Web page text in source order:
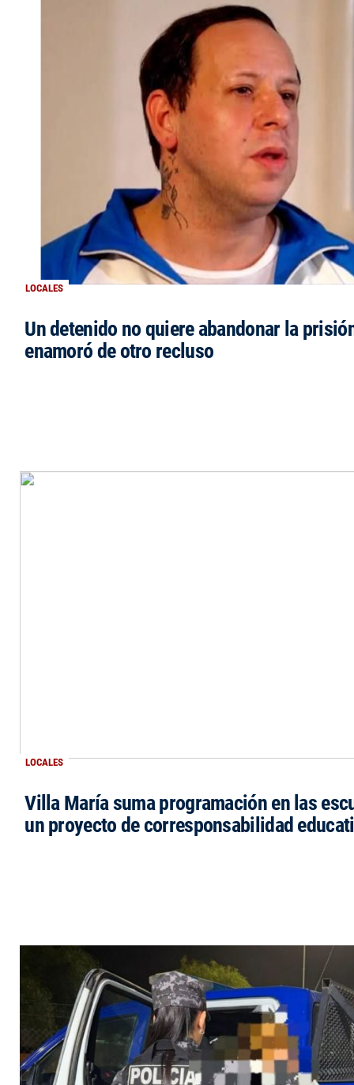
LOCALES
Un detenido no quiere abandonar la
enamoró de otro recluso
LOCALES
Villa María suma programación en las
un proyecto de corresponsabilidad